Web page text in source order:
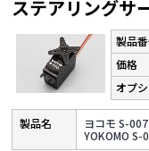
ステアリングサ
ヨコモ S-
YOKOMO